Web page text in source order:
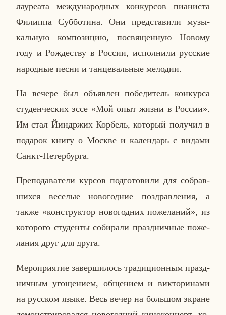
ла­у­ре­а­та меж­ду­на­род­ных кон­кур­сов пи­а­ни­ста
Фи­лип­па Суб­бо­ти­на. Они пред­ста­ви­ли му­зы­
каль­ную ком­по­зи­цию, по­свя­щен­ную Новому
году и Рож­де­ству в России, ис­пол­ни­ли рус­ские
на­род­ные песни и тан­це­валь­ные ме­ло­дии.
На вечере был объ­яв­лен по­бе­ди­тель кон­кур­са
сту­ден­че­ских эссе «Мой опыт жизни в России».
Им стал Йин­др­жих Кор­бель, ко­то­рый по­лу­чил в
по­да­рок книгу о Москве и ка­лен­дарь с видами
Санкт-Пе­тер­бур­га.
Пре­по­да­ва­те­ли курсов под­го­то­ви­ли для со­брав­
ших­ся ве­се­лые но­во­год­ние по­здрав­ле­ния, а
также «кон­струк­тор но­во­год­них по­же­ла­ний», из
ко­то­ро­го сту­ден­ты со­би­ра­ли празд­нич­ные по­же­
ла­ния друг для друга.
Ме­ро­при­я­тие за­вер­ши­лось тра­ди­ци­он­ным празд­
нич­ным уго­ще­ни­ем, об­ще­ни­ем и вик­то­ри­на­ми
на рус­ском языке. Весь вечер на боль­шом экране